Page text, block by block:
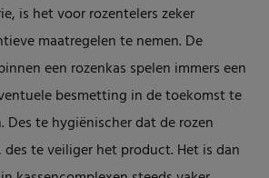
is het voor rozentelers zeker
maatregelen te nemen. De
een rozenkas spelen immers een
besmetting in de toekomst te
Des te hygiënischer dat de rozen
te veiliger het product. Het is dan